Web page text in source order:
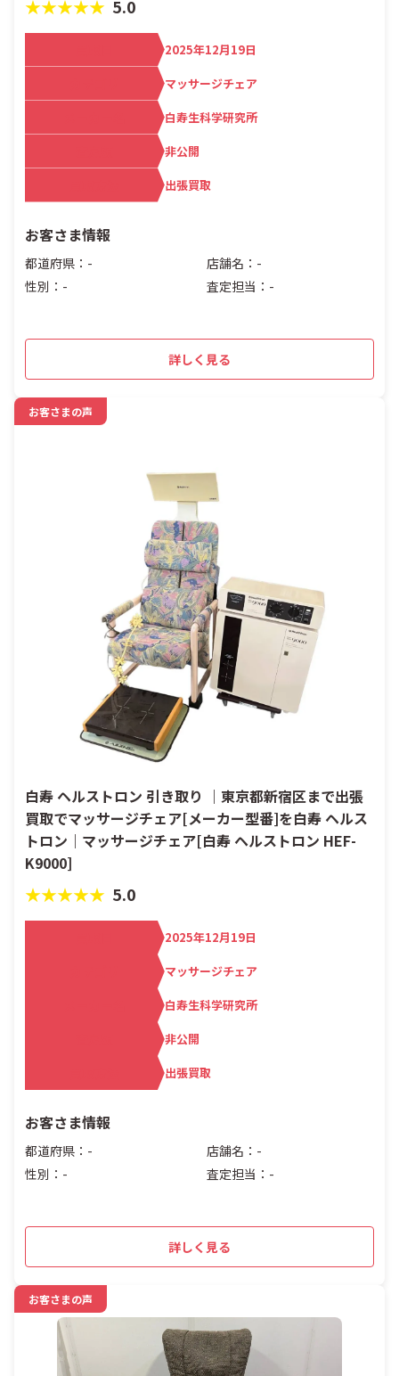
★★★★★ 5.0
2025年12月19日
マッサージチェア
白寿生科学研究所
非公開
出張買取
お客さま情報
都道府県：-
店舗名：-
性別：-
査定担当：-
詳しく見る
お客さまの声
白寿 ヘルストロン 引き取り ｜東京都新宿区まで出張
買取でマッサージチェア[メーカー型番]を白寿 ヘルス
トロン｜マッサージチェア[白寿 ヘルストロン HEF-
K9000]
★★★★★ 5.0
2025年12月19日
マッサージチェア
白寿生科学研究所
非公開
出張買取
お客さま情報
都道府県：-
店舗名：-
性別：-
査定担当：-
詳しく見る
お客さまの声